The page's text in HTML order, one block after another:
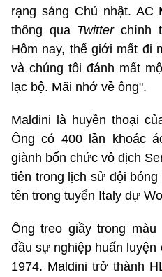
rạng sáng Chủ nhật. AC
thông qua Twitterchính
Hôm nay, thế giới mất đi
và chúng tôi đánh mất
lạc bộ. Mãi nhớ về ông".
Maldini là huyền thoại
Ông có 400 lần khoác
giành bốn chức vô địch
tiên trong lịch sử đội
tên trong tuyển Italy dự
Ông treo giầy trong
đầu sự nghiệp huấn
1974. Maldini trở thành